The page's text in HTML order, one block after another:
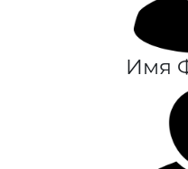
Имя